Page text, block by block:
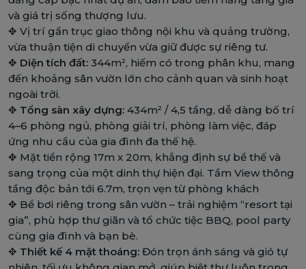
và giá trị sống thượng lưu.
✥ Vị trí gần trục giao thông nội khu và quảng trường,
vừa thuận tiện di chuyển vừa giữ được sự riêng tư.
✥ Diện tích đất: 344m², hiếm có trong phân khu, mang
đến khoảng sân vườn lớn cho cảnh quan và sinh hoạt
ngoài trời.
✥ Tổng sàn xây dựng: 434m² / 4,5 tầng, dễ dàng bố trí
4–6 phòng ngủ, phòng giải trí, phòng làm việc, đáp
ứng nhu cầu của gia đình đa thế hệ.
✥ Mặt tiền rộng 17m x 20m, khẳng định sự bề thế và
sang trọng của một dinh thự hiện đại. Tầm View thông
tầng độc bản tới 6.7m, trọn vẹn từ phòng khách
✥ Bể bơi riêng trong sân vườn – trải nghiệm “resort tại
gia”, phù hợp thư giãn và tổ chức tiệc BBQ, pool party
cùng gia đình và bạn bè.
✥ Thiết kế 4 mặt thoáng: Đón trọn ánh sáng và gió tự